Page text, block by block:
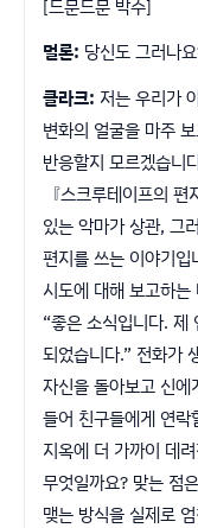
[드문드문 박수]
멀론: 당신도 그러나
클라크: 저는 우리가
변화의 얼굴을 마주
반응할지 모르겠습
『스크루테이프의
있는 악마가 상관, 그
편지를 쓰는 이야기
시도에 대해 보고하
“좋은 소식입니다. 제
되었습니다.” 전화가
자신을 돌아보고 신
들어 친구들에게 연
지옥에 더 가까이 데
무엇일까요? 맞는 점
맺는 방식을 실제로